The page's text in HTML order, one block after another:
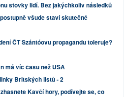
stovky lidí. Bez jakýchkoliv následků
všude staví skutečné
ČT Szántóovu propagandu toleruje?
má víc času než USA
Britských listů - 2
Kavčí hory, podívejte se, co